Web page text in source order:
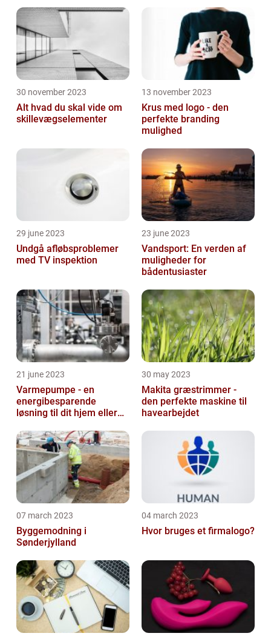
30 november 2023
Alt hvad du skal vide om
skillevægselementer
13 november 2023
Krus med logo - den
perfekte branding
mulighed
29 june 2023
Undgå afløbsproblemer
med TV inspektion
23 june 2023
Vandsport: En verden af
muligheder for
bådentusiaster
21 june 2023
Varmepumpe - en
energibesparende
løsning til dit hjem eller
30 may 2023
Makita græstrimmer -
den perfekte maskine til
havearbejdet
07 march 2023
Byggemodning i
Sønderjylland
04 march 2023
Hvor bruges et firmalogo?